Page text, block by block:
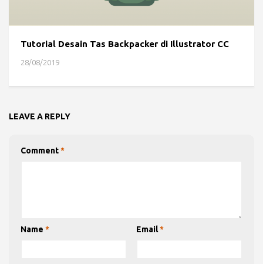
Tutorial Desain Tas Backpacker di Illustrator CC
28/08/2019
LEAVE A REPLY
Comment*
Name * Email*